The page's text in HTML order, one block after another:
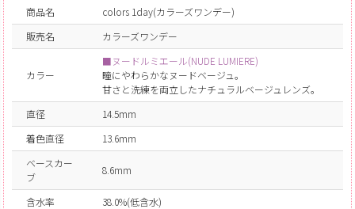
商品名
colors 1day(カラーズワンデー)
販売名
カラーズワンデー
カラー
■ヌードルミエール(NUDE LUMIERE)
瞳にやわらかなヌードベージュ。
甘さと洗練を両立したナチュラルベージュレンズ。
直径
14.5mm
着色直径
13.6mm
ベースカー
ブ
8.6mm
含水率
38.0%(低含水)